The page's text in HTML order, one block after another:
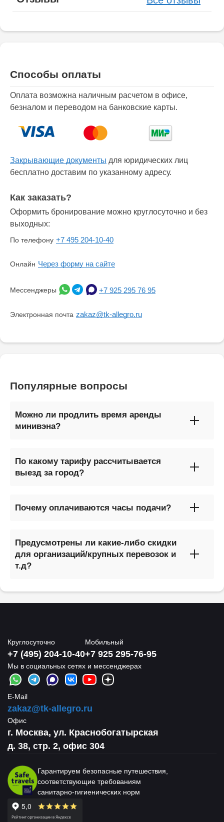
Способы оплаты
Оплата возможна наличным расчетом в офисе,
безналом и переводом на банковские карты.
Закрывающие документы для юридических лиц
бесплатно доставим по указанному адресу.
Как заказать?
Оформить бронирование можно круглосуточно и без
выходных:
По телефону +7 495 204-10-40
Онлайн Через форму на сайте
Мессенджеры +7 925 295 76 95
Электронная почта zakaz@tk-allegro.ru
Популярные вопросы
Можно ли продлить время аренды
минивэна?
По какому тарифу рассчитывается
выезд за город?
Почему оплачиваются часы подачи?
Предусмотрены ли какие-либо скидки
для организаций/крупных перевозок и
т.д?
Круглосуточно
+7 (495) 204-10-40
Мобильный
+7 925 295-76-95
Мы в социальных сетях и мессенджерах
E-Mail
zakaz@tk-allegro.ru
Офис
г. Москва, ул. Краснобогатырская
д. 38, стр. 2, офис 304
Гарантируем безопасные путешествия,
соответствующие требованиям
санитарно-гигиенических норм